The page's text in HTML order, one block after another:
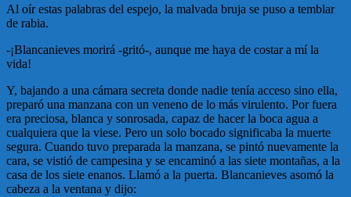
Al oír estas palabras del espejo, la malvada bruja se puso a temblar
de rabia.
-¡Blancanieves morirá -gritó-, aunque me haya de costar a mí la
vida!
Y, bajando a una cámara secreta donde nadie tenía acceso sino ella,
preparó una manzana con un veneno de lo más virulento. Por fuera
era preciosa, blanca y sonrosada, capaz de hacer la boca agua a
cualquiera que la viese. Pero un solo bocado significaba la muerte
segura. Cuando tuvo preparada la manzana, se pintó nuevamente la
cara, se vistió de campesina y se encaminó a las siete montañas, a la
casa de los siete enanos. Llamó a la puerta. Blancanieves asomó la
cabeza a la ventana y dijo: